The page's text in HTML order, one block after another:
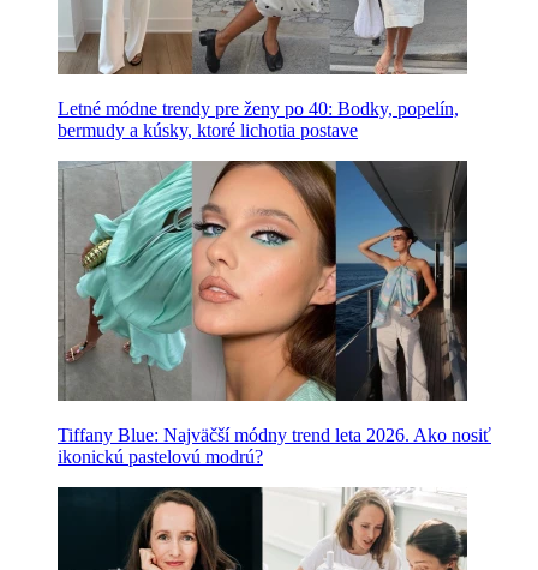
Letné módne trendy pre ženy po 40: Bodky, popelín,
bermudy a kúsky, ktoré lichotia postave
Tiffany Blue: Najväčší módny trend leta 2026. Ako nosiť
ikonickú pastelovú modrú?